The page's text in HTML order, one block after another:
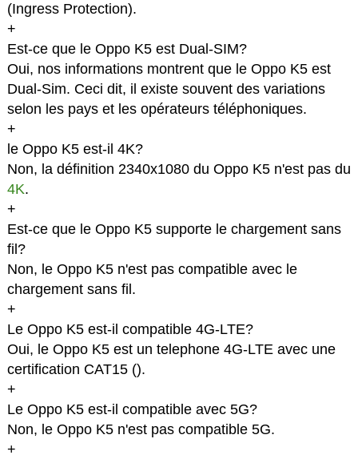
(Ingress Protection).
+
Est-ce que le Oppo K5 est Dual-SIM?
Oui, nos informations montrent que le Oppo K5 est
Dual-Sim. Ceci dit, il existe souvent des variations
selon les pays et les opérateurs téléphoniques.
+
le Oppo K5 est-il 4K?
Non, la définition 2340x1080 du Oppo K5 n'est pas du
4K.
+
Est-ce que le Oppo K5 supporte le chargement sans
fil?
Non, le Oppo K5 n'est pas compatible avec le
chargement sans fil.
+
Le Oppo K5 est-il compatible 4G-LTE?
Oui, le Oppo K5 est un telephone 4G-LTE avec une
certification CAT15 ().
+
Le Oppo K5 est-il compatible avec 5G?
Non, le Oppo K5 n'est pas compatible 5G.
+